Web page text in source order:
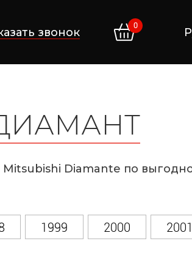
звонок 0
Mitsubishi Diamante по
1999 2000 2001